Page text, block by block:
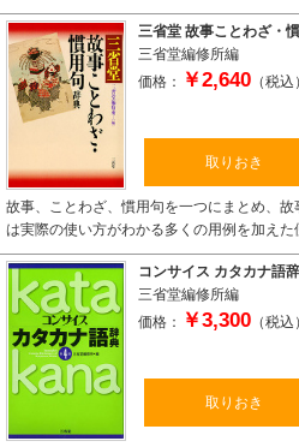
三省堂 故事ことわざ・
三省堂編修所編
価格：
￥2,640 （税込）
取りおき
故事、ことわざ、慣用句を一つにまとめ、
は実際の使い方がわかる多くの用例を加えた
コンサイス カタカナ語
三省堂編修所編
価格：
￥3,300 （税込）
取りおき